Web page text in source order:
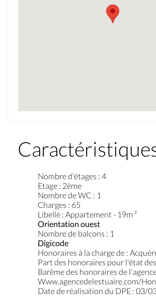
Nombre d'étages : 4
Etage : 2ème
Nombre de WC : 1
Charges : 65
Libellé : Appartement - 19m ²
Orientation ouest
Nombre de balcons : 1
Digicode
Honoraires à la charge de :
Part des honoraires pour l'état
Barème des honoraires de
Www.agencedelestuaire.com/
Date de réalisation du DPE : 03/